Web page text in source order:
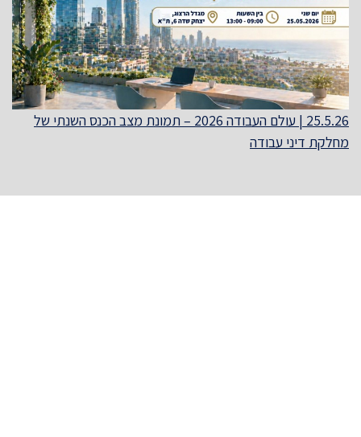
25.5.26 | עולם העבודה 2026 – תמונת מצב הכנס השנתי של
מחלקת דיני עבודה